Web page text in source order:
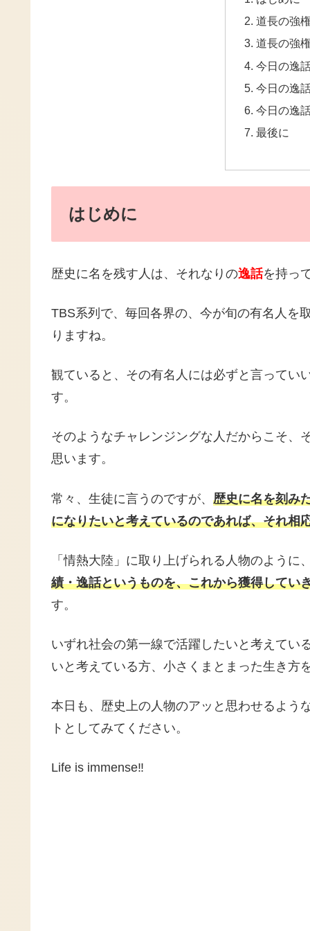
道長の強
道長の強
今日の逸
今日の逸
今日の逸
最後に
はじめに
歴史に名を残す人は、それなりの逸話を持っ
TBS系列で、毎回各界の、今が旬の有名人を
りますね。
観ていると、その有名人には必ずと言ってい
す。
そのようなチャレンジングな人だからこそ、
思います。
常々、生徒に言うのですが、 歴史に名を刻み
になりたいと考えているのであれば、それ相
「情熱大陸」に取り上げられる人物のように、
績・逸話というものを、これから獲得してい
す。
いずれ社会の第一線で活躍したいと考えてい
いと考えている方、小さくまとまった生き方
本日も、歴史上の人物のアッと思わせるよう
トとしてみてください。
Life is immense‼